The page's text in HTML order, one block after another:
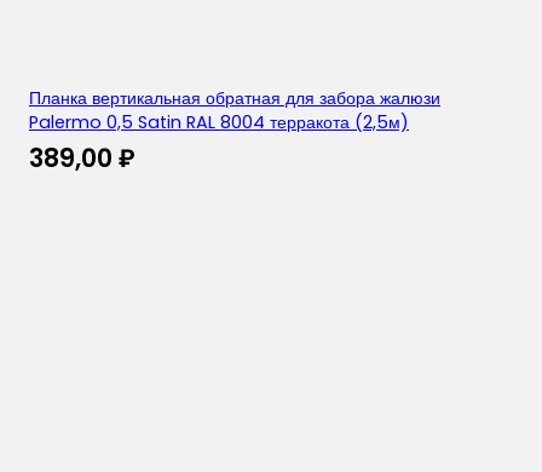
Планка вертикальная обратная для забора жалюзи
Palermo 0,5 Satin RAL 8004 терракота (2,5м)
389,00 ₽